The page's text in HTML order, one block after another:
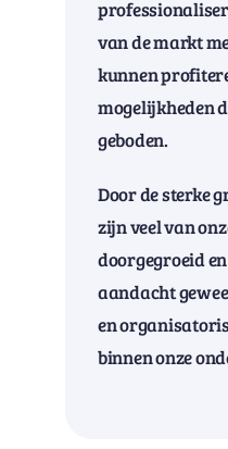
van de markt
kunnen
mogelijkheden
geboden.
Door de sterke
zijn veel van
doorgegroeid
aandacht
en
binnen onze